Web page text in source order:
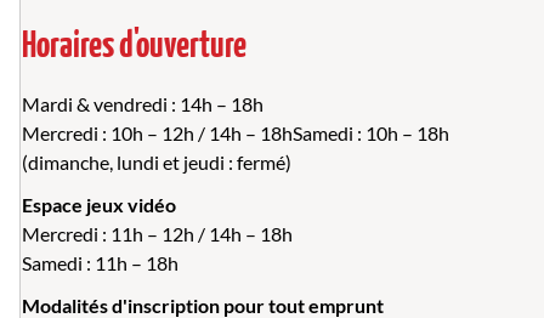
Horaires d'ouverture
Mardi & vendredi : 14h – 18h
Mercredi : 10h – 12h / 14h – 18hSamedi : 10h – 18h
(dimanche, lundi et jeudi : fermé)
Espace jeux vidéo
Mercredi : 11h – 12h / 14h – 18h
Samedi : 11h – 18h
Modalités d'inscription pour tout emprunt